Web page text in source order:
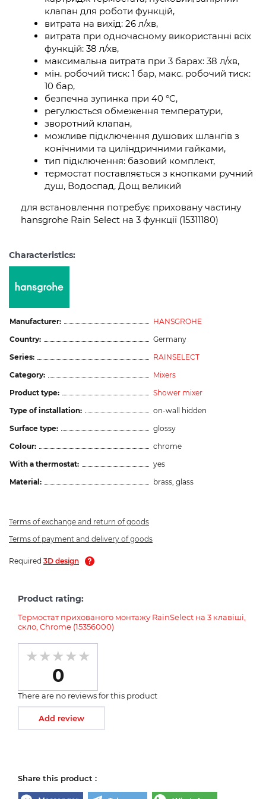
клапан для роботи функцій,
витрата на вихід: 26 л/хв,
витрата при одночасному використанні всіх
функцій: 38 л/хв,
максимальна витрата при 3 барах: 38 л/хв,
мін. робочий тиск: 1 бар, макс. робочий тиск:
10 бар,
безпечна зупинка при 40 °C,
регулюється обмеження температури,
зворотний клапан,
можливе підключення душових шлангів з
конічними та циліндричними гайками,
тип підключення: базовий комплект,
термостат поставляється з кнопками ручний
душ, Водоспад, Дощ великий
для встановлення потребує приховану частину
hansgrohe Rain Select на 3 функції (15311180)
Characteristics:
Manufacturer:
HANSGROHE
Country:
Germany
Series:
RAINSELECT
Category:
Mixers
Product type:
Shower mixer
Type of installation:
on-wall hidden
Surface type:
glossy
Colour:
chrome
With a thermostat:
yes
Material:
brass, glass
Terms of exchange and return of goods
Terms of payment and delivery of goods
Required 3D design
Product rating:
Термостат прихованого монтажу RainSelect на 3 клавіші,
скло, Chrome (15356000)
0
There are no reviews for this product
Add review
Share this product :